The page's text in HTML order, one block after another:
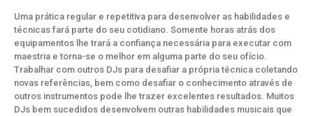
Uma prática regular e repetitiva para desenvolver as habilidades e
técnicas fará parte do seu cotidiano. Somente horas atrás dos
equipamentos lhe trará a confiança necessária para executar com
maestria e torna-se o melhor em alguma parte do seu ofício.
Trabalhar com outros DJs para desafiar a própria técnica coletando
novas referências, bem como desafiar o conhecimento através de
outros instrumentos pode lhe trazer excelentes resultados. Muitos
DJs bem sucedidos desenvolvem outras habilidades musicais que